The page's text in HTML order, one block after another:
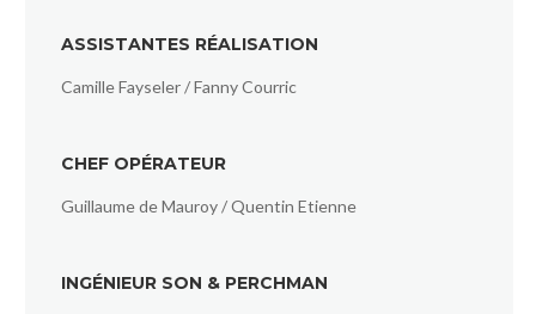
ASSISTANTES RÉALISATION
Camille Fayseler / Fanny Courric
CHEF OPÉRATEUR
Guillaume de Mauroy / Quentin Etienne
INGÉNIEUR SON & PERCHMAN